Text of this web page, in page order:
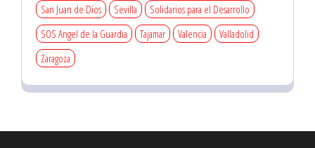
San Juan de Dios
Sevilla
Solidarios para el Desarrollo
SOS Angel de la Guardia
Tajamar Valencia
Valladolid
Zaragoza